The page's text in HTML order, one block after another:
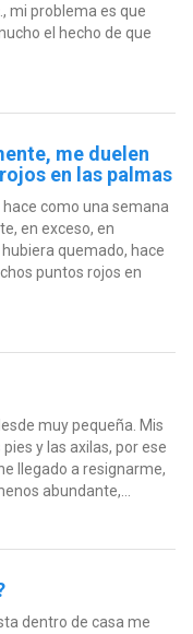
mi problema es que
el hecho de que
me duelen
en las palmas
como una semana
en exceso, en
quemado, hace
puntos rojos en
muy pequeña. Mis
y las axilas, por ese
llegado a resignarme,
abundante,...
dentro de casa me